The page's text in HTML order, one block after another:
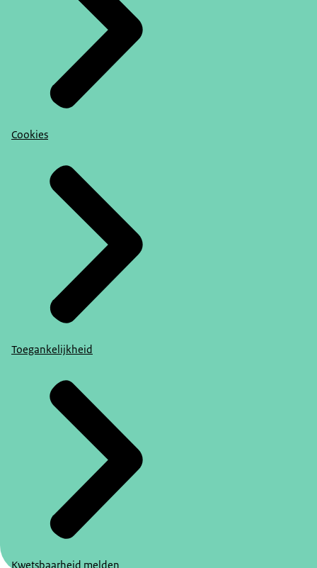
Cookies
Toegankelijkheid
Kwetsbaarheid melden